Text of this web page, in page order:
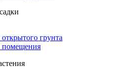
грунта
помещения